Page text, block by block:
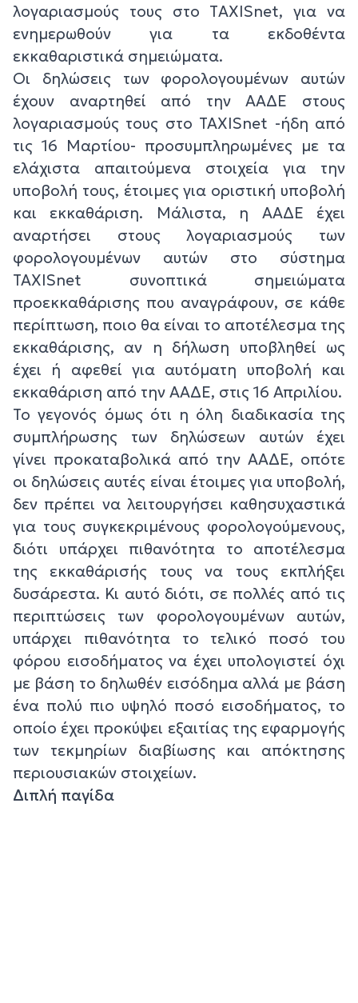
λογαριασμούς τους στο TΑΧΙSnet, για να
ενημερωθούν για τα εκδοθέντα
εκκαθαριστικά σημειώματα.
Οι δηλώσεις των φορολογουμένων αυτών
έχουν αναρτηθεί από την ΑΑΔΕ στους
λογαριασμούς τους στο TAXISnet -ήδη από
τις 16 Μαρτίου- προσυμπληρωμένες με τα
ελάχιστα απαιτούμενα στοιχεία για την
υποβολή τους, έτοιμες για οριστική υποβολή
και εκκαθάριση. Μάλιστα, η ΑΑΔΕ έχει
αναρτήσει στους λογαριασμούς των
φορολογουμένων αυτών στο σύστημα
TAXISnet συνοπτικά σημειώματα
προεκκαθάρισης που αναγράφουν, σε κάθε
περίπτωση, ποιο θα είναι το αποτέλεσμα της
εκκαθάρισης, αν η δήλωση υποβληθεί ως
έχει ή αφεθεί για αυτόματη υποβολή και
εκκαθάριση από την ΑΑΔΕ, στις 16 Απριλίου.
Το γεγονός όμως ότι η όλη διαδικασία της
συμπλήρωσης των δηλώσεων αυτών έχει
γίνει προκαταβολικά από την ΑΑΔΕ, οπότε
οι δηλώσεις αυτές είναι έτοιμες για υποβολή,
δεν πρέπει να λειτουργήσει καθησυχαστικά
για τους συγκεκριμένους φορολογούμενους,
διότι υπάρχει πιθανότητα το αποτέλεσμα
της εκκαθάρισής τους να τους εκπλήξει
δυσάρεστα. Κι αυτό διότι, σε πολλές από τις
περιπτώσεις των φορολογουμένων αυτών,
υπάρχει πιθανότητα το τελικό ποσό του
φόρου εισοδήματος να έχει υπολογιστεί όχι
με βάση το δηλωθέν εισόδημα αλλά με βάση
ένα πολύ πιο υψηλό ποσό εισοδήματος, το
οποίο έχει προκύψει εξαιτίας της εφαρμογής
των τεκμηρίων διαβίωσης και απόκτησης
περιουσιακών στοιχείων.
Διπλή παγίδα